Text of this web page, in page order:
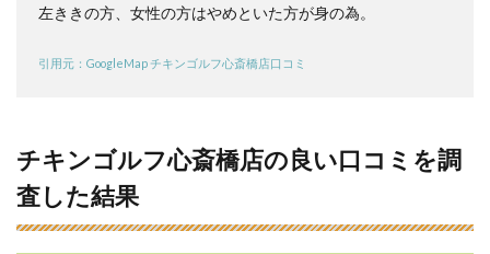
橋店
橋駅
行き
方・
アク
セス
左ききの方、女性の方はやめといた方が身の為。
引用元：GoogleMap チキンゴルフ心斎橋店口コミ
チキンゴルフ心斎橋店の良い口コミを調
査した結果